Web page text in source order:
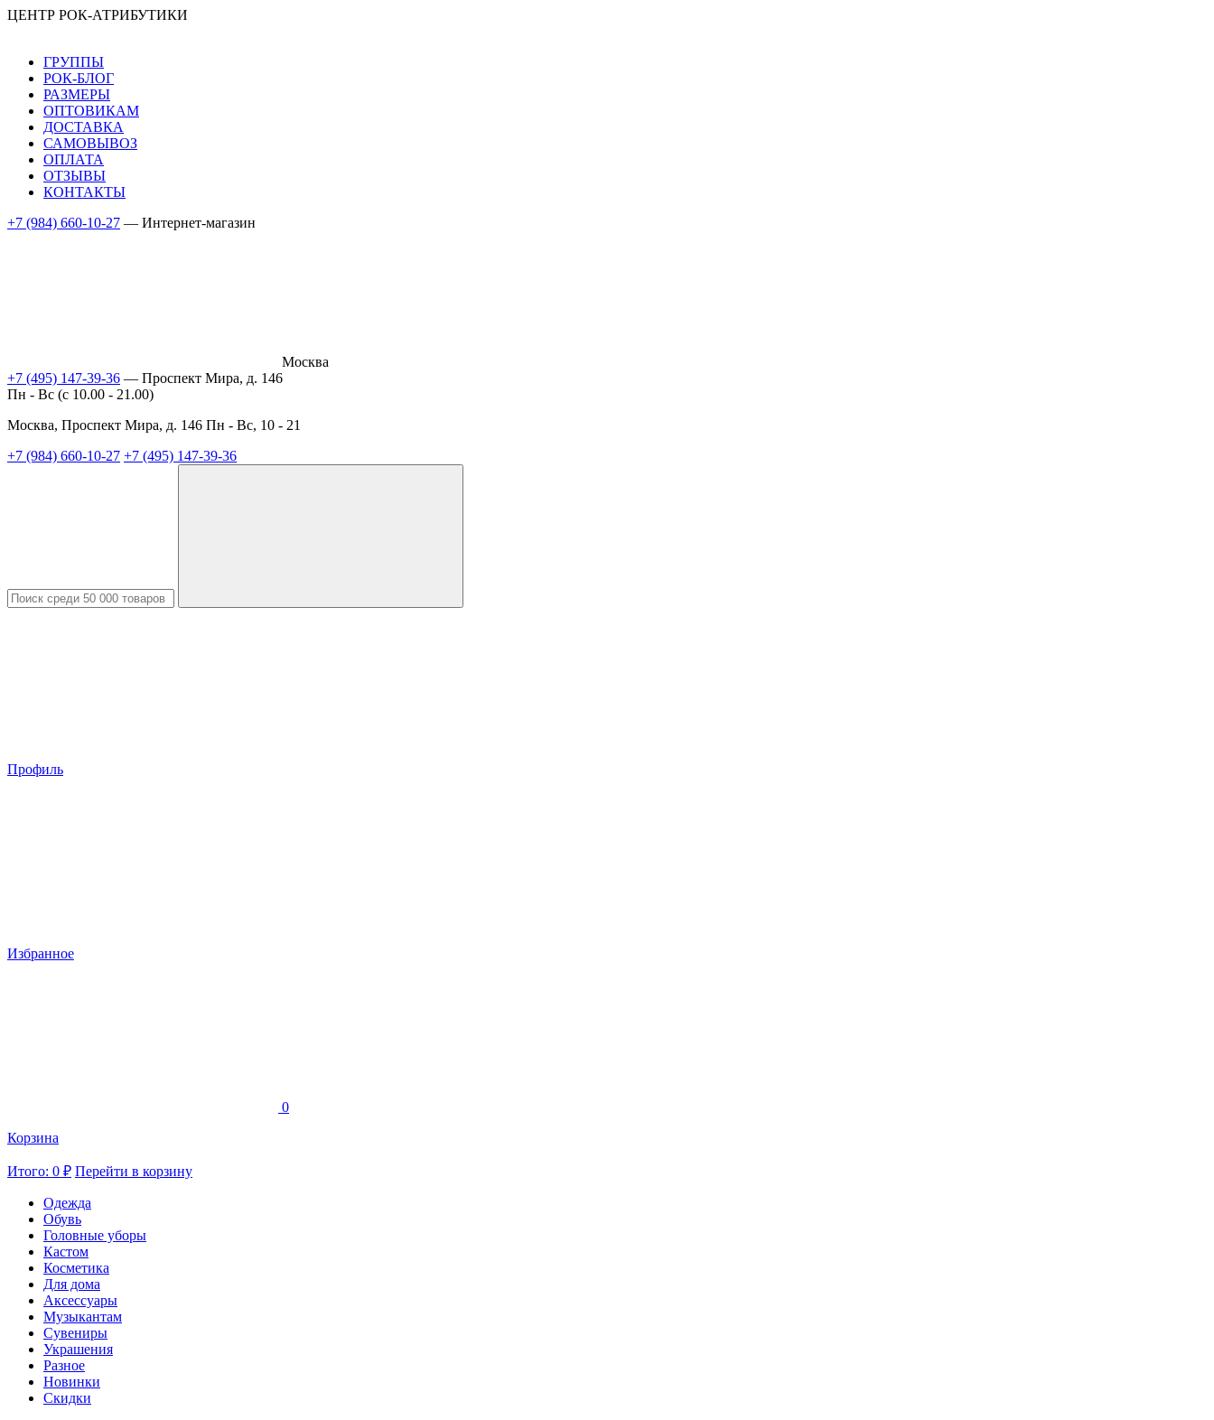
ЦЕНТР РОК-АТРИБУТИКИ
ГРУППЫ
РОК-БЛОГ
РАЗМЕРЫ
ОПТОВИКАМ
ДОСТАВКА
САМОВЫВОЗ
ОПЛАТА
ОТЗЫВЫ
КОНТАКТЫ
+7 (984) 660-10-27 — Интернет-магазин
Москва
+7 (495) 147-39-36 — Проспект Мира, д. 146
Пн - Вс (c 10.00 - 21.00)
Москва, Проспект Мира, д. 146 Пн - Вс, 10 - 21
+7 (984) 660-10-27 +7 (495) 147-39-36
Профиль
Избранное
0
Корзина
Итого: 0 ₽ Перейти в корзину
Одежда
Обувь
Головные уборы
Кастом
Косметика
Для дома
Аксессуары
Музыкантам
Сувениры
Украшения
Разное
Новинки
Скидки